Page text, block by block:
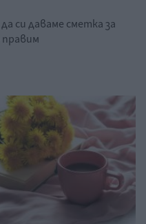
си даваме сметка за